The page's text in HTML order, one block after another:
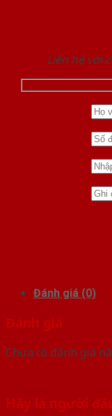
Liên hệ với
Đánh giá (0)
Đánh giá
Chưa có đánh giá
Hãy là người